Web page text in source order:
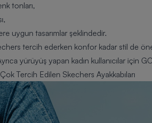
tonları,
uygun tasarımlar şeklindedir.
tercih ederken konfor kadar stil de
yürüyüş yapan kadın kullanıcılar için
Tercih Edilen Skechers Ayakkabıları